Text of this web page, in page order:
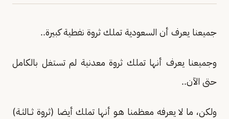
جميعنا يعرف أن السعودية تملك ثروة نفطية كبيرة..
وجميعنا يعرف أنها تملك ثروة معدنية لم تستغل بالكامل
حتى الآن..
ولكن، ما لا يعرفه معظمنا هـو أنها تملك أيضا (ثروة ثــالثـة)